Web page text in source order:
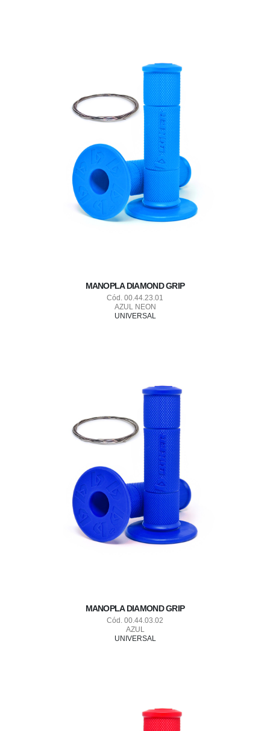
MANOPLA DIAMOND GRIP
Cód. 00.44.23.01
AZUL NEON
UNIVERSAL
MANOPLA DIAMOND GRIP
Cód. 00.44.03.02
AZUL
UNIVERSAL